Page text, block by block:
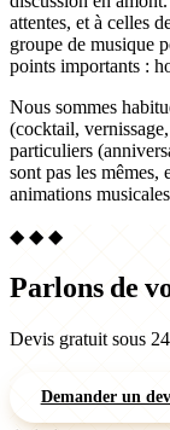
attentes, et à celles
groupe de musique
points importants :
Nous sommes
(cocktail,
particuliers
sont pas les mêmes,
animations
◆ ◆ ◆
Parlons de
Devis gratuit sous
Demander un